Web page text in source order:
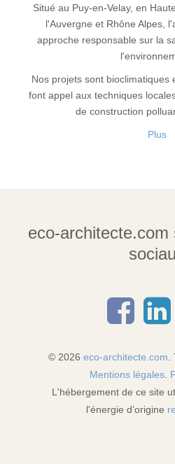
Situé au Puy-en-Velay, en
l'Auvergne et Rhône Alpes,
approche responsable sur la
Nos projets sont bioclimatiques
font appel aux techniques
de construction
Plus
eco-architecte.com
© 2026 eco-architecte.com.
Mentions légales.
L'hébergement de ce site
l'énergie d’origine